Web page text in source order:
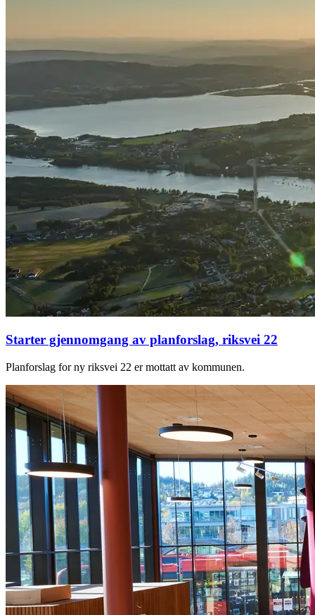
Starter gjennomgang av planforslag, riksvei 22
Planforslag for ny riksvei 22 er mottatt av kommunen.